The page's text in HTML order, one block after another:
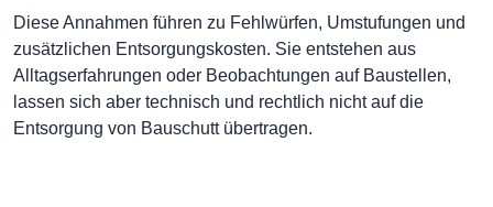
Diese Annahmen führen zu Fehlwürfen, Umstufungen und
zusätzlichen Entsorgungskosten. Sie entstehen aus
Alltagserfahrungen oder Beobachtungen auf Baustellen,
lassen sich aber technisch und rechtlich nicht auf die
Entsorgung von Bauschutt übertragen.